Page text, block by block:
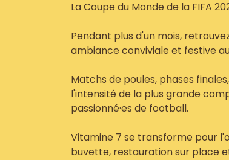
La Coupe du Monde de la FIFA
Pendant plus d'un mois,
ambiance conviviale et festive
Matchs de poules, phases
l'intensité de la plus grande
passionné·es de football.
Vitamine 7 se transforme pour
buvette, restauration sur place